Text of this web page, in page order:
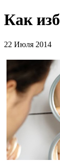
Как
22 Июля 2014